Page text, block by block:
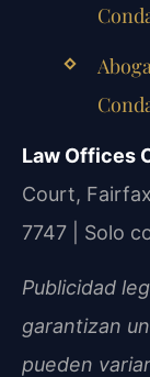
Law Offices
Court,
7747 | Solo
Publicidad
garantizan
pueden